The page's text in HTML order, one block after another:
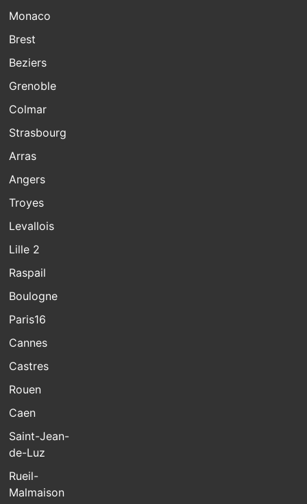
Monaco
Brest
Beziers
Grenoble
Colmar
Strasbourg
Arras
Angers
Troyes
Levallois
Lille 2
Raspail
Boulogne
Paris16
Cannes
Castres
Rouen
Caen
Saint-Jean-
de-Luz
Rueil-
Malmaison